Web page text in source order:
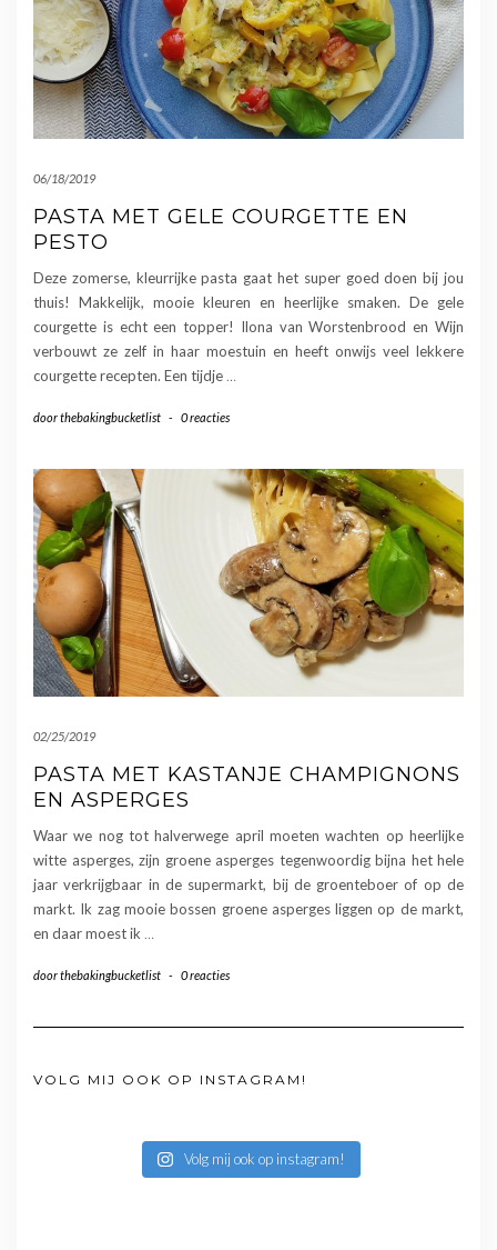
06/18/2019
PASTA MET GELE COURGETTE EN
PESTO
Deze zomerse, kleurrijke pasta gaat het super goed doen bij jou
thuis! Makkelijk, mooie kleuren en heerlijke smaken. De gele
courgette is echt een topper! Ilona van Worstenbrood en Wijn
verbouwt ze zelf in haar moestuin en heeft onwijs veel lekkere
courgette recepten. Een tijdje…
doorthebakingbucketlist - 0 reacties
02/25/2019
PASTA MET KASTANJE CHAMPIGNONS
EN ASPERGES
Waar we nog tot halverwege april moeten wachten op heerlijke
witte asperges, zijn groene asperges tegenwoordig bijna het hele
jaar verkrijgbaar in de supermarkt, bij de groenteboer of op de
markt. Ik zag mooie bossen groene asperges liggen op de markt,
en daar moest ik …
doorthebakingbucketlist - 0 reacties
VOLG MIJ OOK OP INSTAGRAM!
Volg mij ook op instagram!